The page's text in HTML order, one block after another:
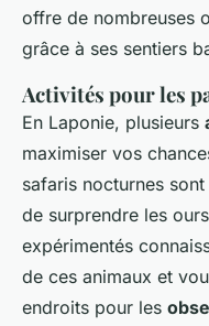
offre de nombreuses
grâce à ses sentiers
Activités pour les
En Laponie, plusieurs
maximiser vos
safaris nocturnes
de surprendre les
expérimentés
de ces animaux et
endroits pour les